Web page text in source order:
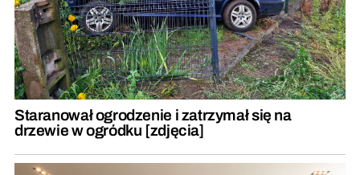
Staranował ogrodzenie i zatrzymał się na
drzewie w ogródku [zdjęcia]